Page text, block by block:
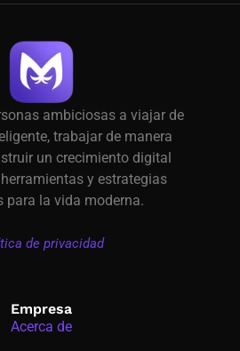
ambiciosas a viajar de
trabajar de manera
un crecimiento digital
y estrategias
para la vida moderna.
de privacidad
Empresa
Acerca de